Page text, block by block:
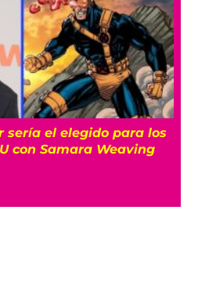
sería el elegido para los
con Samara Weaving